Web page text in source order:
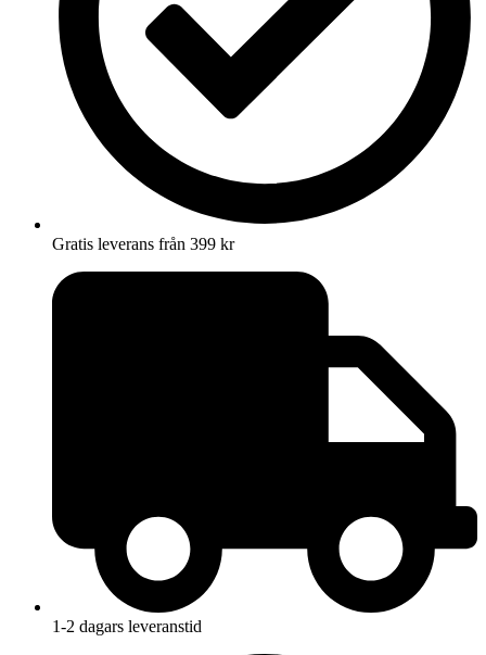
Gratis leverans från 399 kr
1-2 dagars leveranstid